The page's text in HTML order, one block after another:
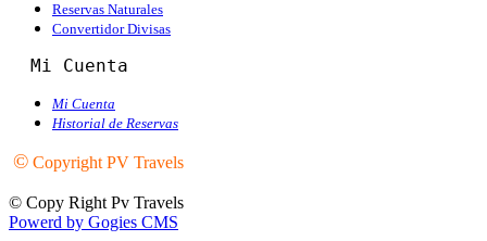
Reservas Naturales
Convertidor Divisas
Mi Cuenta
Mi Cuenta
Historial de Reservas
© Copyright PV Travels
© Copy Right Pv Travels
Powerd by Gogies CMS